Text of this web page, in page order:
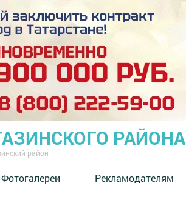
РАЙОНА
район
Фотогалереи Рекламодателям